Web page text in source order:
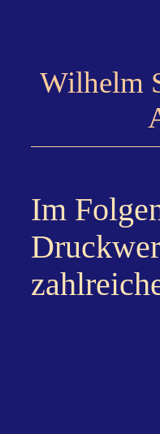
Wilhelm
Im